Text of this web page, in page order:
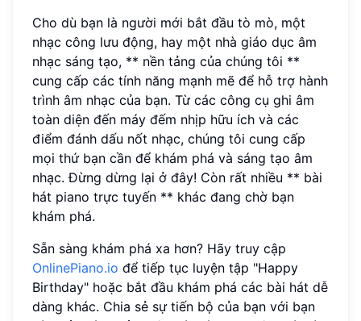
Cho dù bạn là người mới bắt đầu tò mò, một
nhạc công lưu động, hay một nhà giáo dục âm
nhạc sáng tạo, ** nền tảng của chúng tôi **
cung cấp các tính năng mạnh mẽ để hỗ trợ hành
trình âm nhạc của bạn. Từ các công cụ ghi âm
toàn diện đến máy đếm nhịp hữu ích và các
điểm đánh dấu nốt nhạc, chúng tôi cung cấp
mọi thứ bạn cần để khám phá và sáng tạo âm
nhạc. Đừng dừng lại ở đây! Còn rất nhiều ** bài
hát piano trực tuyến ** khác đang chờ bạn
khám phá.
Sẵn sàng khám phá xa hơn? Hãy truy cập
OnlinePiano.io để tiếp tục luyện tập "Happy
Birthday" hoặc bắt đầu khám phá các bài hát dễ
dàng khác. Chia sẻ sự tiến bộ của bạn với bạn